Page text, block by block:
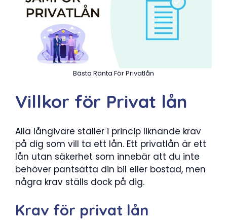
Bästa Ränta För Privatlån
Villkor för Privat lån
Alla långivare ställer i princip liknande krav
på dig som vill ta ett lån. Ett privatlån är ett
lån utan säkerhet som innebär att du inte
behöver pantsätta din bil eller bostad, men
några krav ställs dock på dig.
Krav för privat lån